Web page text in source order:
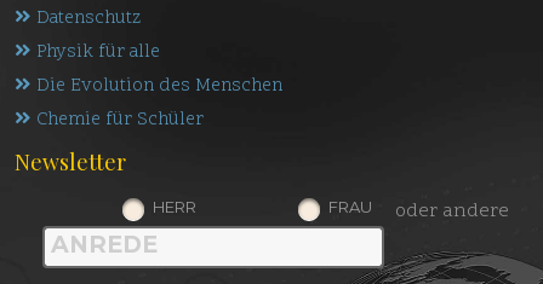
Datenschutz
Physik für alle
Die Evolution des Menschen
Chemie für Schüler
Newsletter
HERR FRAU oder andere